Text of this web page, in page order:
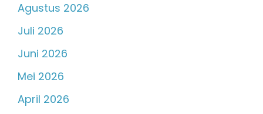
Agustus 2026
Juli 2026
Juni 2026
Mei 2026
April 2026